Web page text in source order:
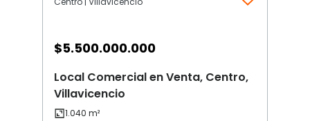
$5.500.000.000
Local Comercial en Venta, Centro,
Villavicencio